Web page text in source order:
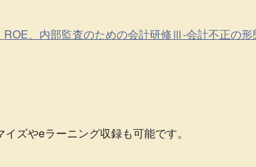
、内部監査のための会計研修Ⅲ-会計不正の形
ズやeラーニング収録も可能です。